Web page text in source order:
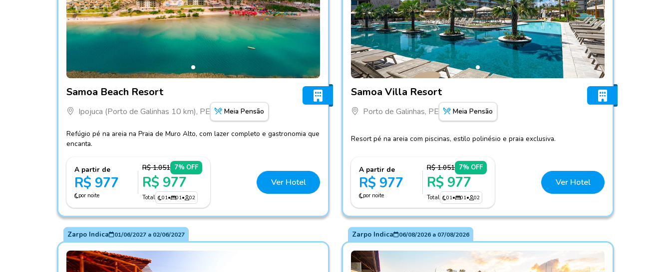
Samoa Beach Resort
Ipojuca (Porto de Galinhas 10 km), PE Meia Pensão
Refúgio pé na areia na Praia de Muro Alto, com lazer completo e gastronomia que
encanta.
A partir de
R$ 977
por noite
R$ 1.051 7% OFF
R$ 977
Total 01• 01• 02
Ver Hotel
Samoa Villa Resort
Porto de Galinhas, PE Meia Pensão
Resort pé na areia com piscinas, estilo polinésio e praia exclusiva.
A partir de
R$ 977
por noite
R$ 1.051 7% OFF
R$ 977
Total 01• 01• 02
Ver Hotel
Zarpo Indica 01/06/2027a 02/06/2027 Zarpo Indica 06/08/2026a 07/08/2026